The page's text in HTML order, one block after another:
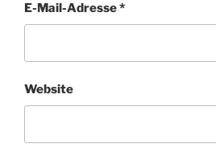
E-Mail-Adresse*
Website